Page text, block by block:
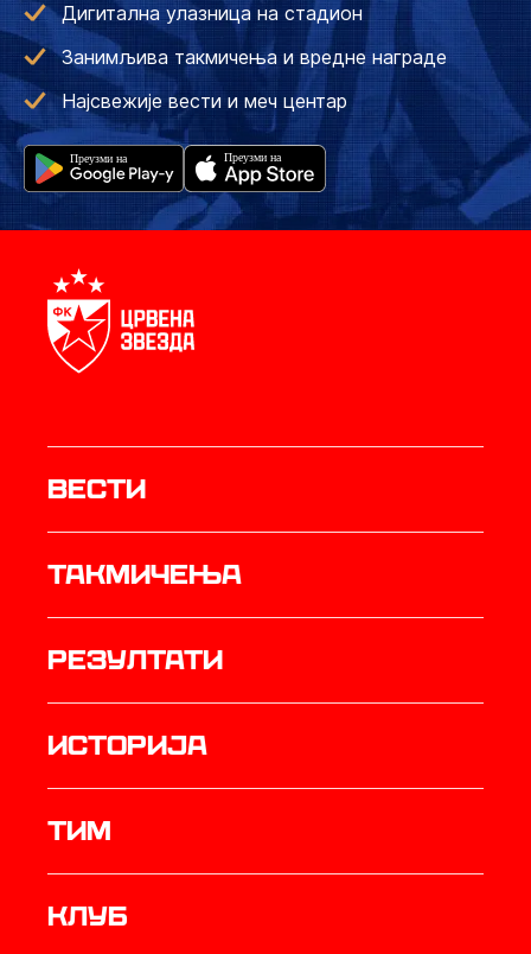
Дигитална улазница на стадион
Занимљива такмичења и вредне награде
Најсвежије вести и меч центар
Вести
Такмичења
резултати
историја
ТИМ
Клуб